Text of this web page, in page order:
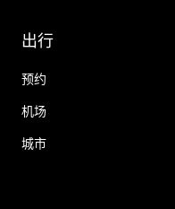
出行
预约
机场
城市